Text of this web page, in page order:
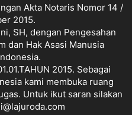
Akta Notaris Nomor 14 /
2015.
SH, dengan Pengesahan
dan Hak Asasi Manusia
2015. Sebagai
kami membuka ruang
Untuk ikut saran silakan